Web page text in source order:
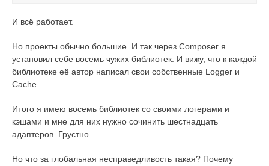
И всё работает.
Но проекты обычно большие. И так через Composer я
установил себе восемь чужих библиотек. И вижу, что к каждой
библиотеке её автор написал свои собственные Logger и
Cache.
Итого я имею восемь библиотек со своими логерами и
кэшами и мне для них нужно сочинить шестнадцать
адаптеров. Грустно...
Но что за глобальная несправедливость такая? Почему